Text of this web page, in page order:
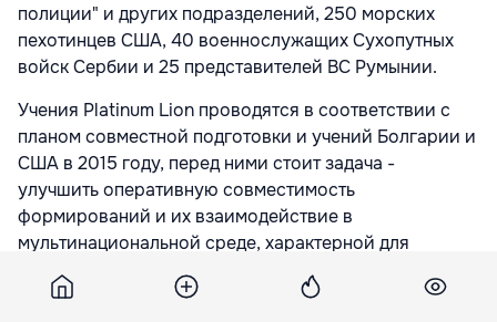
полиции" и других подразделений, 250 морских
пехотинцев США, 40 военнослужащих Сухопутных
войск Сербии и 25 представителей ВС Румынии.
Учения Platinum Lion проводятся в соответствии с
планом совместной подготовки и учений Болгарии и
США в 2015 году, перед ними стоит задача -
улучшить оперативную совместимость
формирований и их взаимодействие в
мультинациональной среде, характерной для
современных конфликтов.